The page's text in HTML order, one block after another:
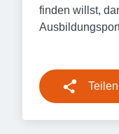
finden willst,
Teilen